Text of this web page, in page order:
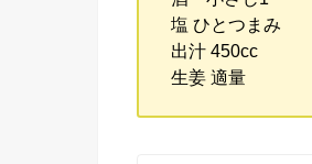
塩 ひとつまみ
出汁 450cc
生姜 適量